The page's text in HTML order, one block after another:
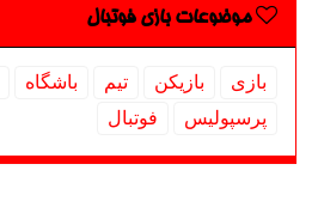
موضوعات بازی فوتبال
بازی بازیكن تیم باشگاه
پرسپولیس
فوتبال